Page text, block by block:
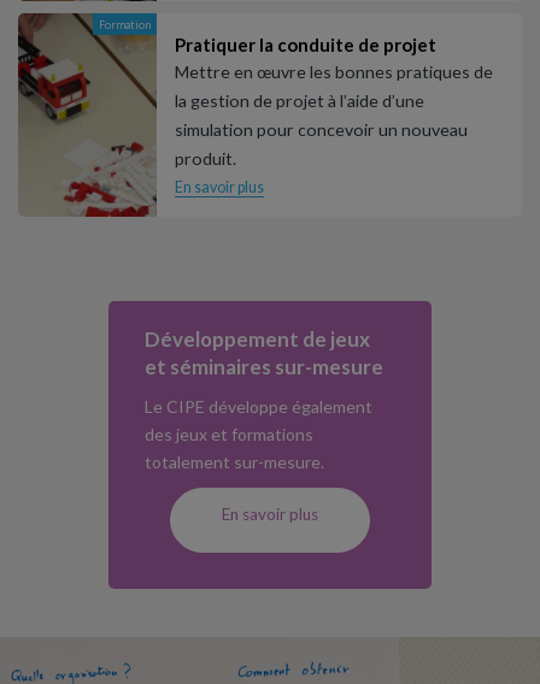
Formation
Pratiquer la conduite de projet
Mettre en œuvre les bonnes pratiques de
la gestion de projet à l’aide d’une
simulation pour concevoir un nouveau
produit.
En savoir plus
Développement de jeux
et séminaires sur-mesure
Le CIPE développe également
des jeux et formations
totalement sur-mesure.
En savoir plus